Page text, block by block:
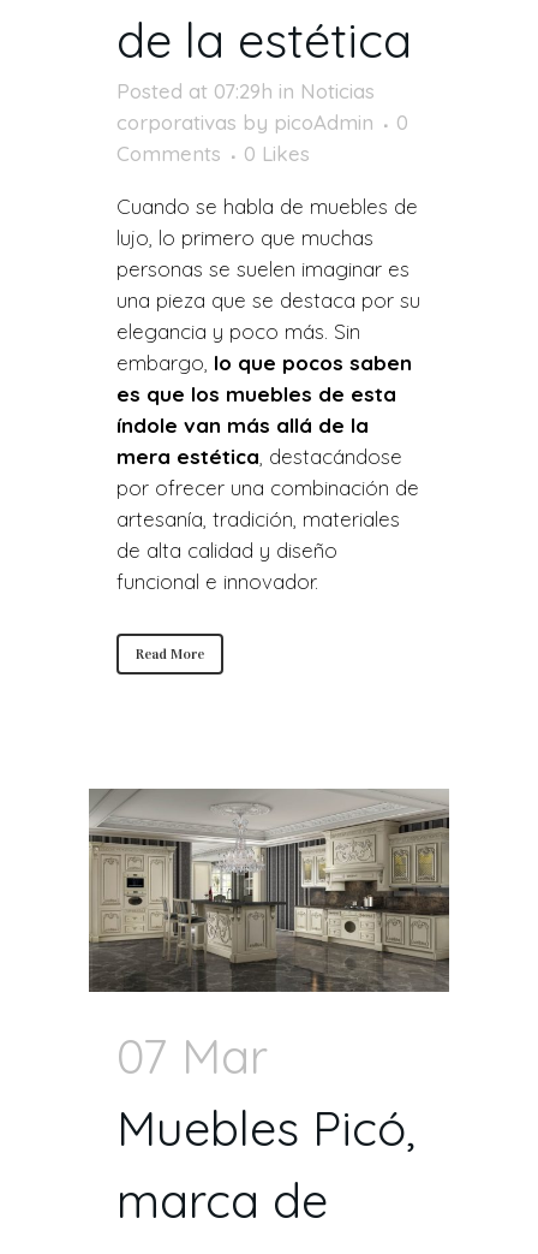
de la estética
Posted at 07:29h in Noticias
corporativas by picoAdmin
0
Comments
0 Likes
Cuando se habla de muebles de
lujo, lo primero que muchas
personas se suelen imaginar es
una pieza que se destaca por su
elegancia y poco más. Sin
embargo, lo que pocos saben
es que los muebles de esta
índole van más allá de la
mera estética, destacándose
por ofrecer una combinación de
artesanía, tradición, materiales
de alta calidad y diseño
funcional e innovador.
Read More
07 Mar
Muebles Picó,
marca de